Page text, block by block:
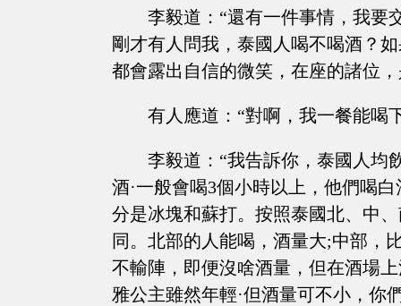
李毅道：“還有一件事情，我要
剛才有人問我，泰國人喝不喝酒？
都會露出自信的微笑，在座的諸位
有人應道：“對啊，我一餐能喝
李毅道：“我告訴你，泰國人均
酒·一般會喝3個小時以上，他們喝
分是冰塊和蘇打。按照泰國北、中
同。北部的人能喝，酒量大;中部，
不輸陣，即便沒啥酒量，但在酒場
雅公主雖然年輕·但酒量可不小，你